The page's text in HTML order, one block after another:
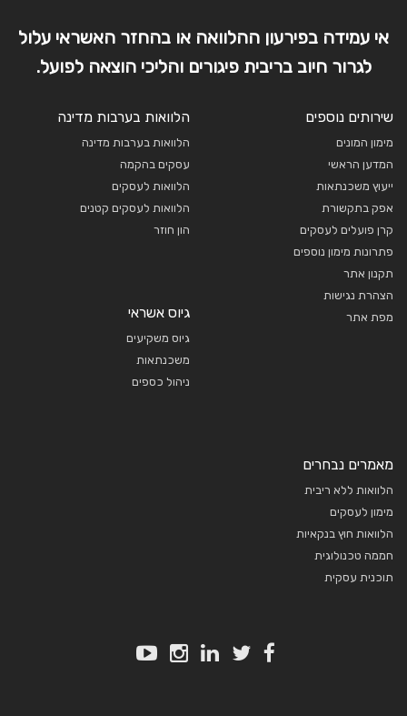
אי עמידה בפירעון ההלוואה או בהחזר האשראי עלול
לגרור חיוב בריבית פיגורים והליכי הוצאה לפועל.
שירותים נוספים
מימון המונים
המדען הראשי
ייעוץ משכנתאות
אפק בתקשורת
קרן פועלים לעסקים
פתרונות מימון נוספים
תקנון אתר
הצהרת נגישות
מפת אתר
הלוואות בערבות מדינה
הלוואות בערבות מדינה
עסקים בהקמה
הלוואות לעסקים
הלוואות לעסקים קטנים
הון חוזר
גיוס אשראי
גיוס משקיעים
משכנתאות
ניהול כספים
מאמרים נבחרים
הלוואות ללא ריבית
מימון לעסקים
הלוואות חוץ בנקאיות
חממה טכנולוגית
תוכנית עסקית